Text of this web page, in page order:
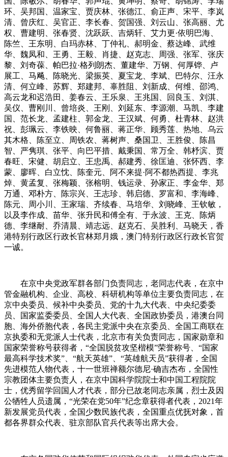
环、吴邦国、温家宝、贾庆林、张德江、俞正声、宋平、李岚
清、曾庆红、吴官正、李长春、贺国强、刘云山、张高丽、尤
权、曹建明、张春贤、沈跃跃、吉炳轩、艾力更·依明巴海、
陈竺、王东明、白玛赤林、丁仲礼、郝明金、蔡达峰、武维
华、魏凤和、王勇、王毅、肖捷、赵克志、周强、张军、张庆
黎、刘奇葆、帕巴拉·格列朗杰、董建华、万钢、何厚铧、卢
展工、马飚、陈晓光、梁振英、夏宝龙、李斌、巴特尔、汪永
清、何立峰、苏辉、郑建邦、辜胜阻、刘新成、何维、邵鸿、
高云龙和迟浩田、姜春云、王乐泉、王兆国、回良玉、刘淇、
吴仪、曹刚川、曾培炎、王刚、刘延东、李源潮、马凯、李建
国、范长龙、孟建柱、郭金龙、王汉斌、何勇、杜青林、赵洪
祝、彭珮云、李铁映、何鲁丽、蒋正华、顾秀莲、热地、乌云
其木格、陈至立、周铁农、蒋树声、桑国卫、王胜俊、陈昌
智、严隽琪、张平、向巴平措、戴秉国、常万全、韩杼滨、贾
春旺、宋健、胡启立、王忠禹、郝建秀、徐匡迪、张怀西、李
蒙、廖晖、白立忱、陈奎元、阿不来提·阿不都热西提、李兆
焯、黄孟复、张梅颖、张榕明、钱运录、孙家正、李金华、郑
万通、邓朴方、陈宗兴、王志珍、韩启德、罗富和、李海峰、
陈元、周小川、王家瑞、齐续春、马培华、刘晓峰、王钦敏，
以及李作成、苗华、张升民和傅全有、于永波、王克、陈炳
德、李继耐、乔清晨、靖志远、赵克石、吴胜利、马晓天，香
港特别行政区行政长官林郑月娥，澳门特别行政区行政长官贺
一诚。
在京中央党政军群各部门负责同志，老同志代表，在京中
管金融机构、企业、高校、科研机构等单位主要负责同志，在
京中央委员、候补中央委员、党的十九大代表、中央纪委委
员、国家监委委员、全国人大代表、全国政协委员，港澳台同
胞、海外侨胞代表，各民主党派中央在京委员、全国工商联在
京执委和无党派人士代表，北京市有关负责同志，国家勋章和
国家荣誉称号获得者，“全国脱贫攻坚楷模”荣誉称号、“国家
最高科学技术奖”、“航天英雄”、“英雄航天员”获得者，全国
先进模范人物代表，十一世班禅额尔德尼·确吉杰布，全国性
宗教团体主要负责人，在京中国科学院院士和中国工程院院
士，优秀留学回国人才代表，部分已故老同志亲属，烈士及因
公牺牲人员遗属，“光荣在党50年”纪念章获得者代表，2021年
新发展党员代表，全国少数民族代表，全国重点优抚对象，首
都各界群众代表、驻京部队官兵代表等出席大会。